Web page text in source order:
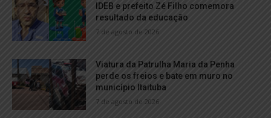
IDEB e prefeito Zé Filho comemora
resultado da educação
7 de agosto de 2026
Viatura da Patrulha Maria da Penha
perde os freios e bate em muro no
município Itaituba
7 de agosto de 2026